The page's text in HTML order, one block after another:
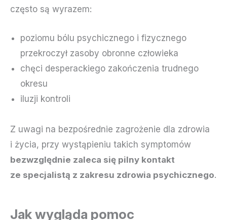
często są wyrazem:
poziomu bólu psychicznego i fizycznego
przekroczył zasoby obronne człowieka
chęci desperackiego zakończenia trudnego
okresu
iluzji kontroli
Z uwagi na bezpośrednie zagrożenie dla zdrowia
i życia, przy wystąpieniu takich symptomów
bezwzględnie zaleca się pilny kontakt
ze specjalistą z zakresu zdrowia psychicznego.
Jak wygląda pomoc